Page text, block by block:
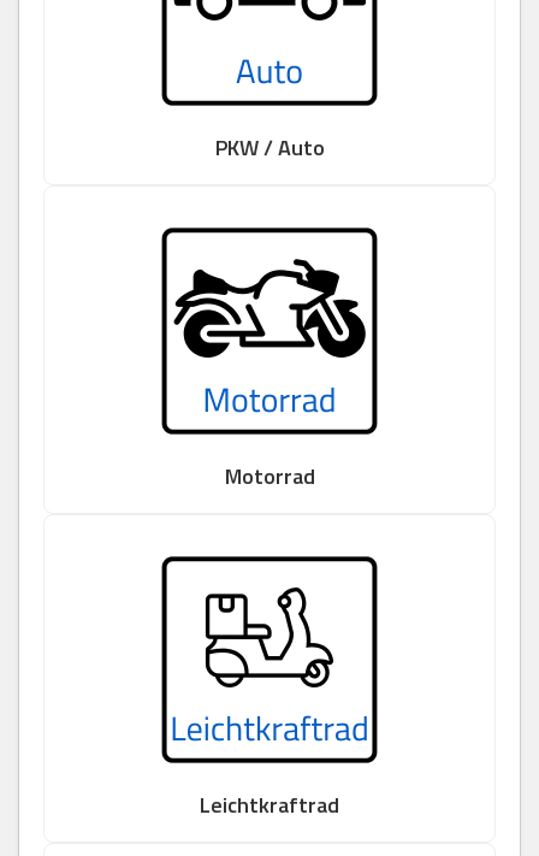
PKW / Auto
Motorrad
Leichtkraftrad